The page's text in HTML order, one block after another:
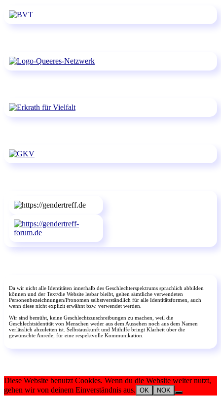
Da wir nicht alle Identitäten innerhalb des Geschlechterspektrums sprachlich abbilden
können und der Text/die Website lesbar bleibt, gelten sämtliche verwendeten
Personenbezeichnungen/Pronomen selbstverständlich für alle Identitätsformen, auch
wenn diese nicht explizit erwähnt bzw. verwendet werden.
Wir sind bemüht, keine Geschlechtszuschreibungen zu machen, weil die
Geschlechtsidentität von Menschen weder aus dem Aussehen noch aus dem Namen
verlässlich abzuleiten ist. Selbstauskunft und Mithilfe bringt Klarheit über die
gewünschte Anrede, für eine respektvolle Kommunikation.
Diese Website benutzt Cookies. Wenn du die Website weiter nutzt,
gehen wir von deinem Einverständnis aus. OK NOK